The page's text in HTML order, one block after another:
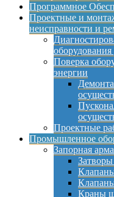
Программное
Проектные и
неисправности и
оборудования
Поверка
энергии
Проектные
Промышленное
Запорная
Краны